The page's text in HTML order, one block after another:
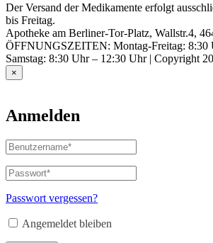
Der Versand der Medikamente erfolgt
bis Freitag.
Apotheke am Berliner-Tor-Platz, Wallstr.4,
ÖFFNUNGSZEITEN: Montag-Freitag: 8:30
Samstag: 8:30 Uhr – 12:30 Uhr | Copyright
×
Anmelden
Benutzername
oder
E-
Mail-
Adresse*
Passwort*
Erforderlich
Passwort vergessen?
Angemeldet bleiben